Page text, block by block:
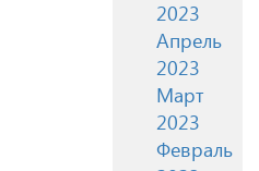
2023
Апрель
2023
Март
2023
Февраль